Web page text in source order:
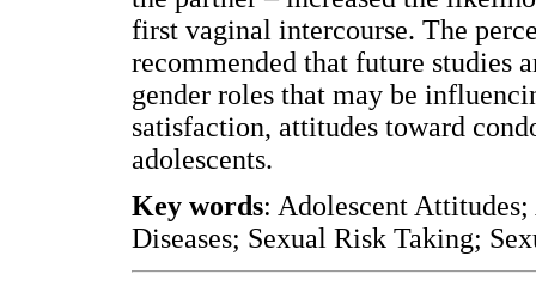
first vaginal intercourse. The
recommended that future studies
gender roles that may be
satisfaction, attitudes toward
adolescents.
Key words: Adolescent
Diseases; Sexual Risk Taking;